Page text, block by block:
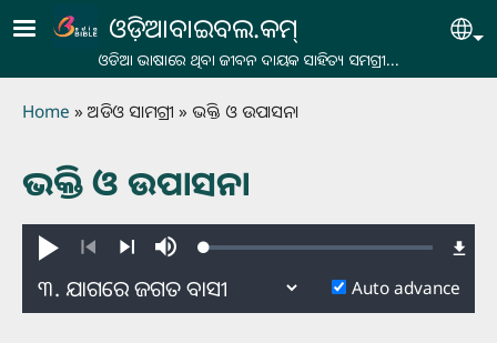
Skip to main content
ଓଡ଼ିଆବାଇବଲ.କମ୍
ଓଡିଆ ଭାଷାରେ ଥିବା ଜୀବନ ଦାୟକ ସାହିତ୍ୟ ସମଗ୍ରୀ...
Breadcrumb
Home ଅଡିଓ ସାମଗ୍ରୀ ଭକ୍ତି ଓ ଉପାସନା
ଭକ୍ତି ଓ ଉପାସନା
Play
PreviousNext
MuteLoaded:
Auto advance